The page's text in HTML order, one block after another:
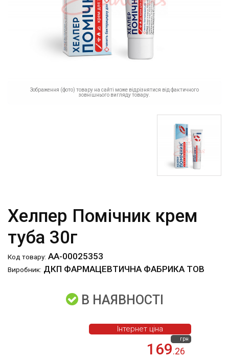
Зображення (фото) товару на сайті може відрізнятися від фактичного
зовнішнього вигляду товару.
Хелпер Помічник крем
туба 30г
Код товару: АА-00025353
Виробник: ДКП ФАРМАЦЕВТИЧНА ФАБРИКА ТОВ
В НАЯВНОСТІ
169.26
грн
Інтернет ціна